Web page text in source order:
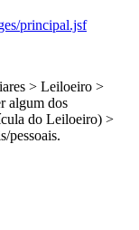
principal.jsf
> Leiloeiro >
algum dos
do Leiloeiro) >
pessoais.